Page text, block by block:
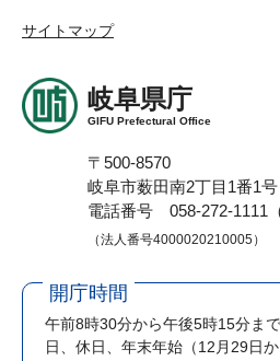
サイトマップ
岐阜県庁
GIFU Prefectural Office
〒500-8570
岐阜市薮田南2丁目1番1号
電話番号 058-272-1111（
（法人番号4000020210005）
開庁時間
午前8時30分から午後5時15分まで
日、休日、年末年始（12月29日か